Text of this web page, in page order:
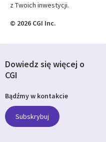
z Twoich inwestycji.
© 2026 CGI Inc.
Dowiedz się więcej o
CGI
Bądźmy w kontakcie
Subskrybuj